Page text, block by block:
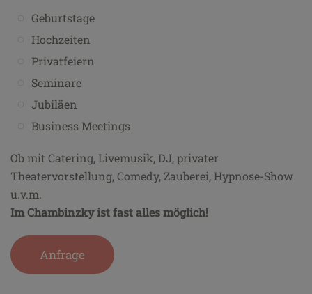
Geburtstage
Hochzeiten
Privatfeiern
Seminare
Jubiläen
Business Meetings
Ob mit Catering, Livemusik, DJ, privater
Theatervorstellung, Comedy, Zauberei, Hypnose-Show
u.v.m.
Im Chambinzky ist fast alles möglich!
Anfrage